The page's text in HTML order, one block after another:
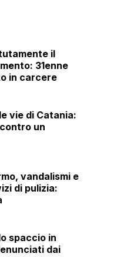
il
31enne
in carcere
vie di Catania:
un
vandalismi e
di pulizia:
spaccio in
dai